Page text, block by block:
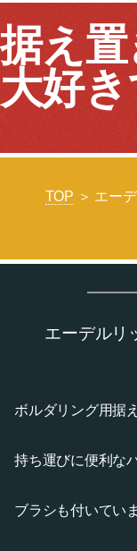
据え
大好
TOP ＞ エー
エーデルリ
ボルダリング用据
持ち運びに便利な
ブラシも付いてい